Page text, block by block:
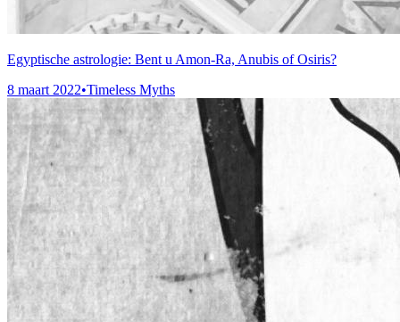
Egyptische astrologie: Bent u Amon-Ra, Anubis of Osiris?
8 maart 2022•Timeless Myths